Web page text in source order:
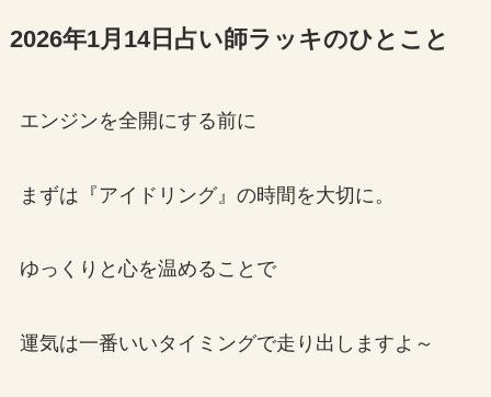
2026年1月14日占い師ラッキのひとこと
エンジンを全開にする前に
まずは『アイドリング』の時間を大切に。
ゆっくりと心を温めることで
運気は一番いいタイミングで走り出しますよ～